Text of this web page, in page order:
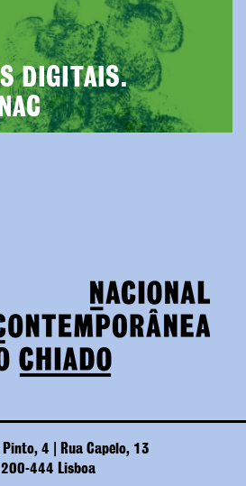
DIGITAIS.
Pinto, 4 | Rua Capelo, 13
444 Lisboa